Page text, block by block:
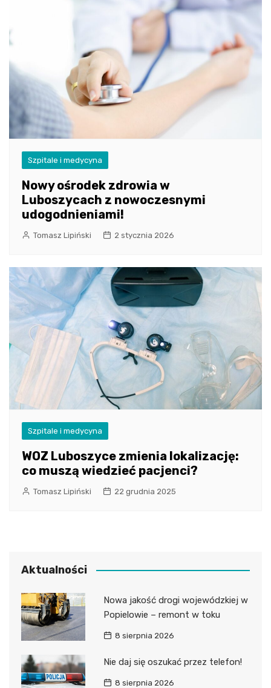
Szpitale i medycyna
Nowy ośrodek zdrowia w
Luboszycach z nowoczesnymi
udogodnieniami!
Tomasz Lipiński 2 stycznia 2026
Szpitale i medycyna
WOZ Luboszyce zmienia lokalizację:
co muszą wiedzieć pacjenci?
Tomasz Lipiński 22 grudnia 2025
Aktualności
Nowa jakość drogi wojewódzkiej w
Popielowie – remont w toku
8 sierpnia 2026
Nie daj się oszukać przez telefon!
8 sierpnia 2026